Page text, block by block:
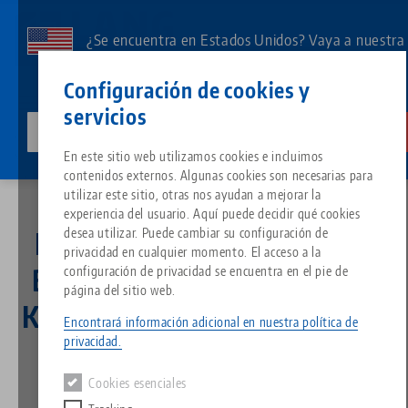
Configuración de cookies y
servicios
En este sitio web utilizamos cookies e incluimos
contenidos externos. Algunas cookies son necesarias para
utilizar este sitio, otras nos ayudan a mejorar la
experiencia del usuario. Aquí puede decidir qué cookies
desea utilizar. Puede cambiar su configuración de
privacidad en cualquier momento. El acceso a la
configuración de privacidad se encuentra en el pie de
página del sitio web.
Encontrará información adicional en nuestra política de
privacidad.
Cookies esenciales
contenido
¿Se encuentra en Estados Unidos? Vaya a nuestra
de su país.
Todo de una sola fuente
Sistema de sujeción de punto
Portapiezas
Grupo de
Tipos de productos
Resumen de productos
Acerca de LANG
Filosofía
Innovaciones
Descargas
FAQ
Solicitud de catálogo
Blog
Noticias
Eventos
Productos correspondientes
Lo sentimos. No hemos podido encontrar ningún resultado.
Ir a la página del producto
Servicios
Search
Descargas
Breadcrumb
Más de 80.000 euros para BILD hilft e.V. "Ein Herz für Kinder" (un corazón para
Más de 80.000 euros para
BILD hilft e.V. "Ein Herz für
Kinder" (un corazón para los